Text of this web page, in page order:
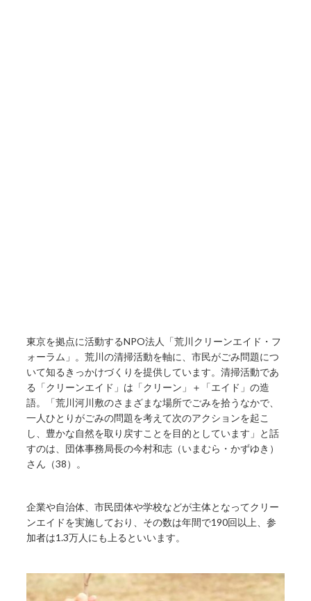
東京を拠点に活動するNPO法人「荒川クリーンエイド・フ
ォーラム」。荒川の清掃活動を軸に、市民がごみ問題につ
いて知るきっかけづくりを提供しています。清掃活動であ
る「クリーンエイド」は「クリーン」＋「エイド」の造
語。「荒川河川敷のさまざまな場所でごみを拾うなかで、
一人ひとりがごみの問題を考えて次のアクションを起こ
し、豊かな自然を取り戻すことを目的としています」と話
すのは、団体事務局長の今村和志（いまむら・かずゆき）
さん（38）。
企業や自治体、市民団体や学校などが主体となってクリー
ンエイドを実施しており、その数は年間で190回以上、参
加者は1.3万人にも上るといいます。